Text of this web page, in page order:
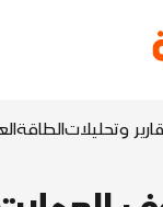
وتحليلاتالطاقة